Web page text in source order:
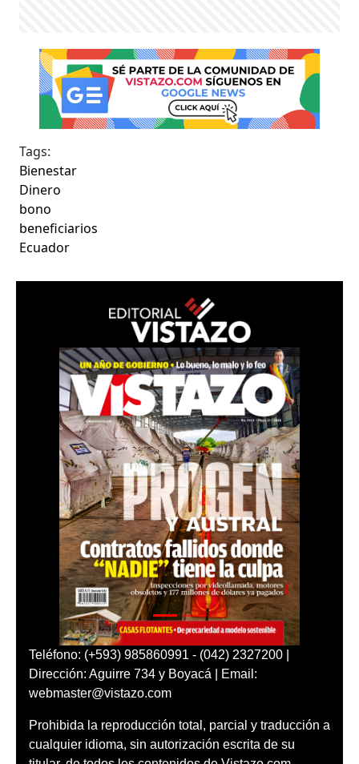
Tags:
Bienestar
Dinero
bono
beneficiarios
Ecuador
Teléfono: (+593) 985860991 - (042) 2327200 |
Dirección: Aguirre 734 y Boyacá | Email:
webmaster@vistazo.com
Prohibida la reproducción total, parcial y traducción a
cualquier idioma, sin autorización escrita de su